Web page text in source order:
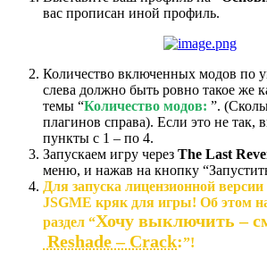
вас прописан иной профиль.
Количество включенных модов по
слева должно быть ровно такое же
темы “Количество модов: ”.
плагинов справа). Если это не так,
пункты с 1 – по 4.
Запускаем игру через The Last
меню, и нажав на кнопку
Для запуска лицензионной
JSGME кряк для игры! Об этом
раздел “Хочу выключить –
Reshade – Crack:”!